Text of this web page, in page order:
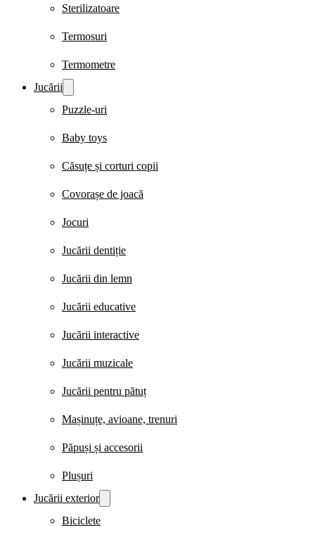
Sterilizatoare
Termosuri
Termometre
Jucării
Puzzle-uri
Baby toys
Căsuțe și corturi copii
Covorașe de joacă
Jocuri
Jucării dentiție
Jucării din lemn
Jucării educative
Jucării interactive
Jucării muzicale
Jucării pentru pătuț
Mașinuțe, avioane, trenuri
Păpuși și accesorii
Plușuri
Jucării exterior
Biciclete